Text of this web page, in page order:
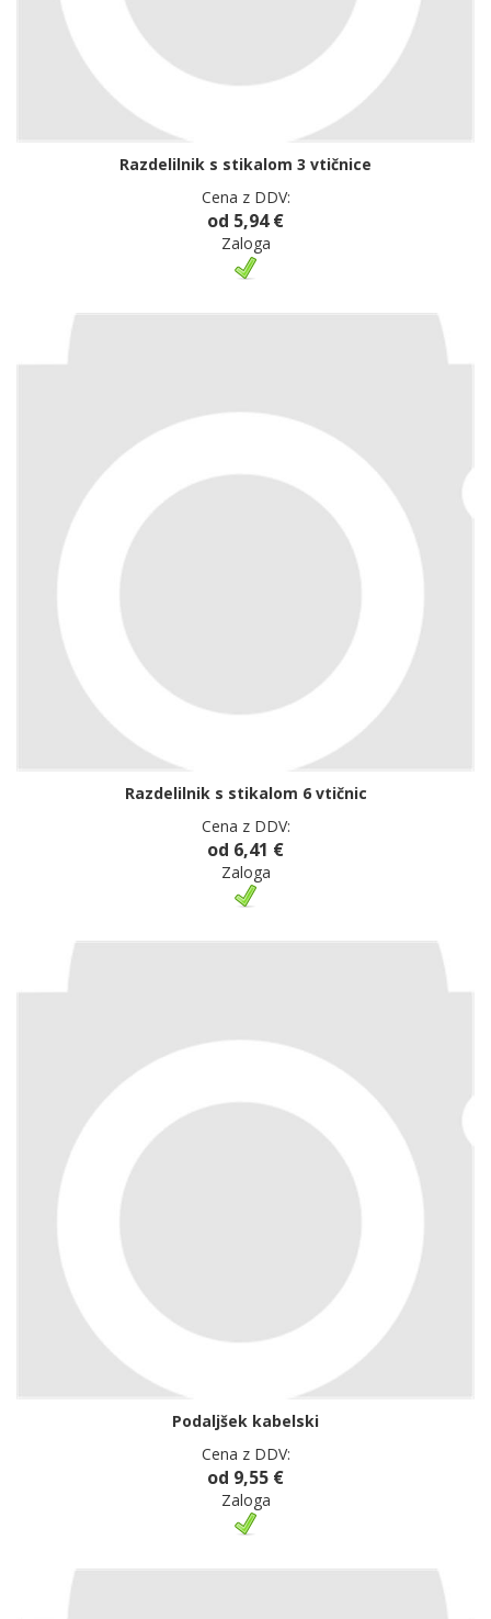
Razdelilnik s stikalom 3 vtičnice
Cena z DDV:
od 5,94 €
Zaloga
Razdelilnik s stikalom 6 vtičnic
Cena z DDV:
od 6,41 €
Zaloga
Podaljšek kabelski
Cena z DDV:
od 9,55 €
Zaloga